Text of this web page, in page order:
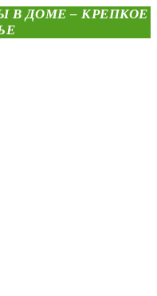
В ДОМЕ – КРЕПКОЕ